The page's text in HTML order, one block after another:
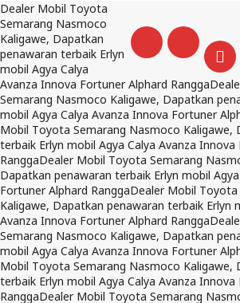
Dealer Mobil Toyota
Semarang Nasmoco
Kaligawe, Dapatkan
penawaran terbaik Erlyn
mobil Agya Calya
Avanza Innova Fortuner Alphard Rangga
Semarang Nasmoco Kaligawe, Dapatkan
mobil Agya Calya Avanza Innova Fortuner
Mobil Toyota Semarang Nasmoco Kaligawe,
terbaik Erlyn mobil Agya Calya Avanza
RanggaDealer Mobil Toyota Semarang
Dapatkan penawaran terbaik Erlyn mobil
Fortuner Alphard RanggaDealer Mobil
Kaligawe, Dapatkan penawaran terbaik Erlyn
Avanza Innova Fortuner Alphard Rangga
Semarang Nasmoco Kaligawe, Dapatkan
mobil Agya Calya Avanza Innova Fortuner
Mobil Toyota Semarang Nasmoco Kaligawe,
terbaik Erlyn mobil Agya Calya Avanza
RanggaDealer Mobil Toyota Semarang